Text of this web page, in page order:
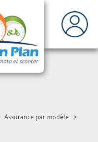
Assurance par modèle >